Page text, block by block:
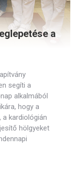
a
segíti a
alkalmából
hogy a
kardiológián
hölgyeket